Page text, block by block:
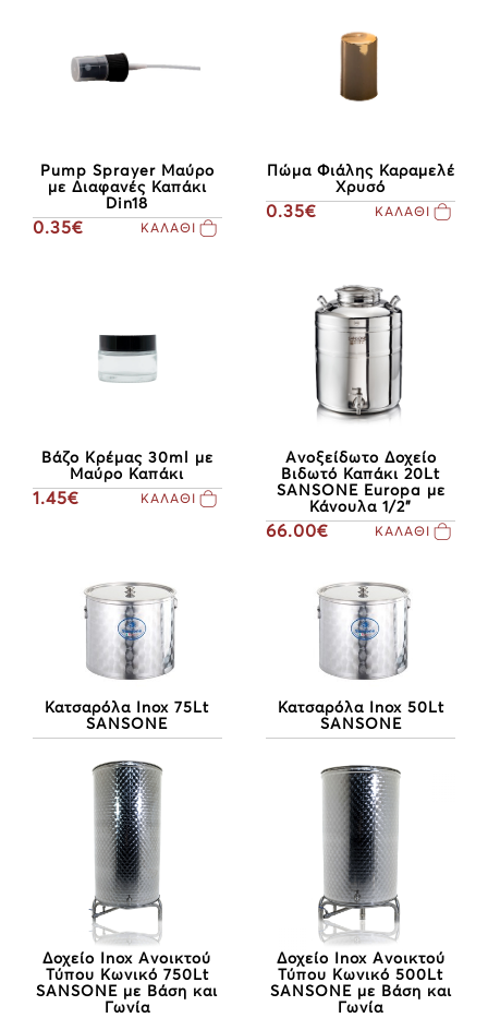
Pump Sprayer Μαύρο
με Διαφανές Καπάκι
Din18
0.35€ ΚΑΛΑΘΙ
Πώμα Φιάλης Καραμελέ
Χρυσό
0.35€ ΚΑΛΑΘΙ
Βάζο Κρέμας 30ml με
Μαύρο Καπάκι
1.45€ ΚΑΛΑΘΙ
Ανοξείδωτο Δοχείο
Βιδωτό Καπάκι 20Lt
SANSONE Europa με
Κάνουλα 1/2"
66.00€ ΚΑΛΑΘΙ
Κατσαρόλα Inox 75Lt
SANSONE
Κατσαρόλα Inox 50Lt
SANSONE
Δοχείο Inox Ανοικτού
Τύπου Κωνικό 750Lt
SANSONE με Βάση και
Γωνία
Δοχείο Inox Ανοικτού
Τύπου Κωνικό 500Lt
SANSONE με Βάση και
Γωνία